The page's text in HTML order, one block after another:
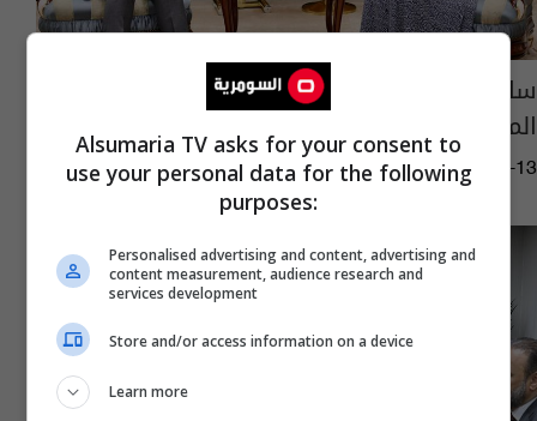
سامي وأبو رغيف يناقشان تعزيز التعاون
المشترك في المجالات الإدارية والفنية
13:58 | 2025-05-13
Alsumaria TV asks for your consent to
use your personal data for the following
purposes:
Personalised advertising and content, advertising and
content measurement, audience research and
services development
Store and/or access information on a device
Learn more